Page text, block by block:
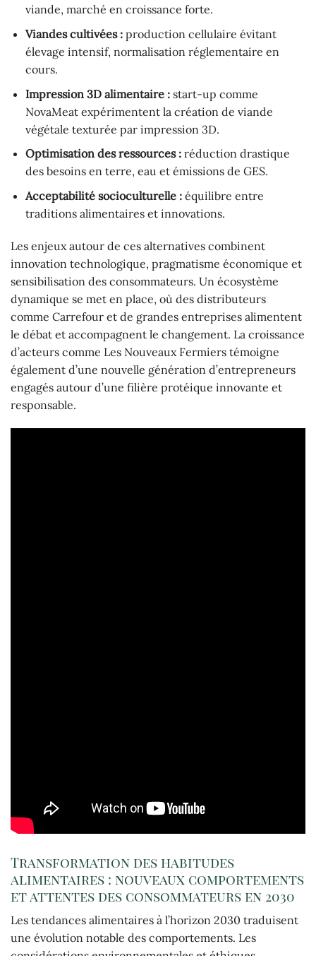
viande, marché en croissance forte.
Viandes cultivées :production cellulaire évitant
élevage intensif, normalisation réglementaire en
cours.
Impression 3D alimentaire :start-up comme
NovaMeat expérimentent la création de viande
végétale texturée par impression 3D.
Optimisation des ressources :réduction drastique
des besoins en terre, eau et émissions de GES.
Acceptabilité socioculturelle :équilibre entre
traditions alimentaires et innovations.
Les enjeux autour de ces alternatives combinent
innovation technologique, pragmatisme économique et
sensibilisation des consommateurs. Un écosystème
dynamique se met en place, où des distributeurs
comme Carrefour et de grandes entreprises alimentent
le débat et accompagnent le changement. La croissance
d’acteurs comme Les Nouveaux Fermiers témoigne
également d’une nouvelle génération d’entrepreneurs
engagés autour d’une filière protéique innovante et
responsable.
Transformation des habitudes
alimentaires : nouveaux comportements
et attentes des consommateurs en 2030
Les tendances alimentaires à l’horizon 2030 traduisent
une évolution notable des comportements. Les